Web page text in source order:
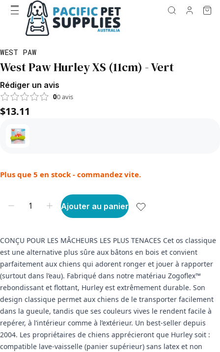
WEST PAW
West Paw Hurley XS (11cm) - Vert
Rédiger un avis
00avis
$13.11
Plus que 5 en stock - commandez vite.
Ajouter au panier
CONÇU POUR LES MÂCHEURS LES PLUS TENACES Cet os classique
est une alternative plus sûre aux bâtons en bois et convient
parfaitement aux chiens qui adorent ronger et jouer à rapporter
(surtout dans l’eau). Fabriqué dans notre matériau Zogoflex™
rebondissant et flottant, Hurley est extrêmement durable. Son
design classique permet aux chiens de le transporter facilement
dans la gueule, tandis que ses couleurs vives le rendent facile à
repérer, à l’intérieur comme à l’extérieur. Un best-seller depuis
2004. Les propriétaires de chiens apprécieront que Hurley soit :
compatible lave-vaisselle (panier supérieur) sans latex et non